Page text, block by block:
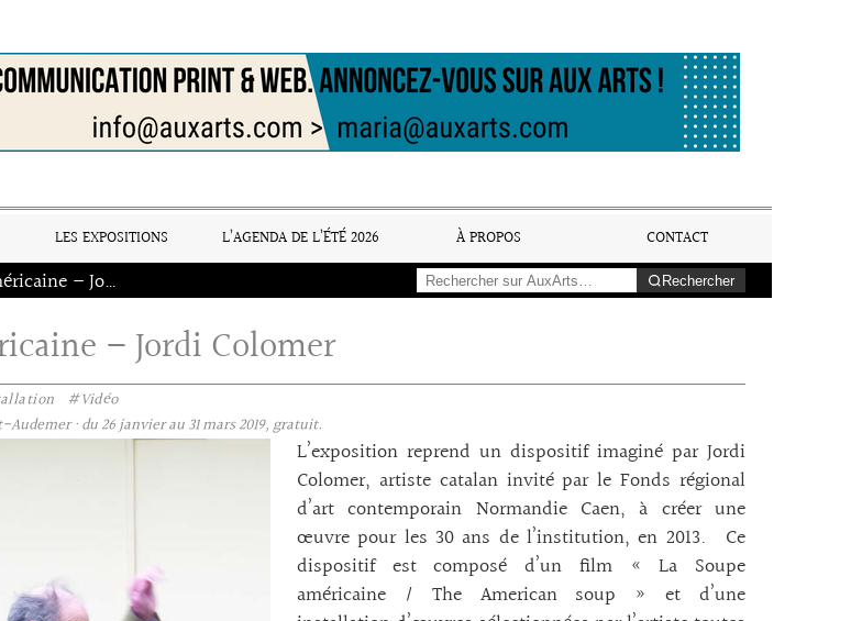
LES EXPOSITIONS L’AGENDA DE L’ÉTÉ 2026 À PROPOS
CONTACT
La soupe américaine – Jordi Colomer Rechercher
– Jordi Colomer
#Vidéo
· du 26 janvier au 31 mars 2019, gratuit.
L’exposition reprend un dispositif imaginé par Jordi
Colomer, artiste catalan invité par le Fonds régional
d’art contemporain Normandie Caen, à créer une
œuvre pour les 30 ans de l’institution, en 2013. Ce
dispositif est composé d’un film « La Soupe
américaine / The American soup » et d’une